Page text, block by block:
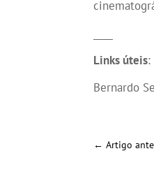
Links úteis:
Bernardo
←Artigo